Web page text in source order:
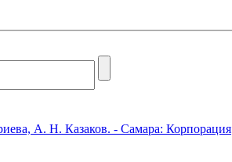
А. Н. Казаков. - Самара: Корпорация